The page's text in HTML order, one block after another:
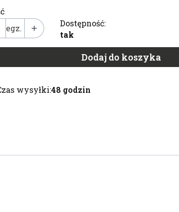
egz.
Dostępność:
tak
Dodaj do koszyka
wysyłki:48 godzin